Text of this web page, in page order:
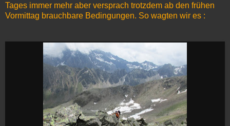
Tages immer mehr aber versprach trotzdem ab den frühen
Vormittag brauchbare Bedingungen. So wagten wir es :